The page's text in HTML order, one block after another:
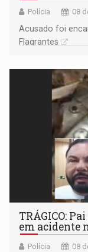
Polícia 08
Acusado foi
Flagrantes
TRÁGICO:
em acidente
Polícia 08